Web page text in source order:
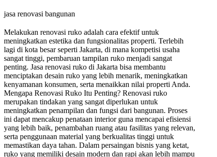
jasa renovasi bangunan
Melakukan renovasi ruko adalah cara efektif untuk
meningkatkan estetika dan fungsionalitas properti. Terlebih
lagi di kota besar seperti Jakarta, di mana kompetisi usaha
sangat tinggi, pembaruan tampilan ruko menjadi sangat
penting. Jasa renovasi ruko di Jakarta bisa membantu
menciptakan desain ruko yang lebih menarik, meningkatkan
kenyamanan konsumen, serta menaikkan nilai properti Anda.
Mengapa Renovasi Ruko Itu Penting? Renovasi ruko
merupakan tindakan yang sangat diperlukan untuk
meningkatkan penampilan dan fungsi dari bangunan. Proses
ini dapat mencakup penataan interior guna mencapai efisiensi
yang lebih baik, penambahan ruang atau fasilitas yang relevan,
serta penggunaan material yang berkualitas tinggi untuk
memastikan daya tahan. Dalam persaingan bisnis yang ketat,
ruko yang memiliki desain modern dan rapi akan lebih mampu